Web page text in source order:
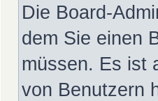
Die Board-
dem Sie einen
müssen. Es ist
von Benutzern